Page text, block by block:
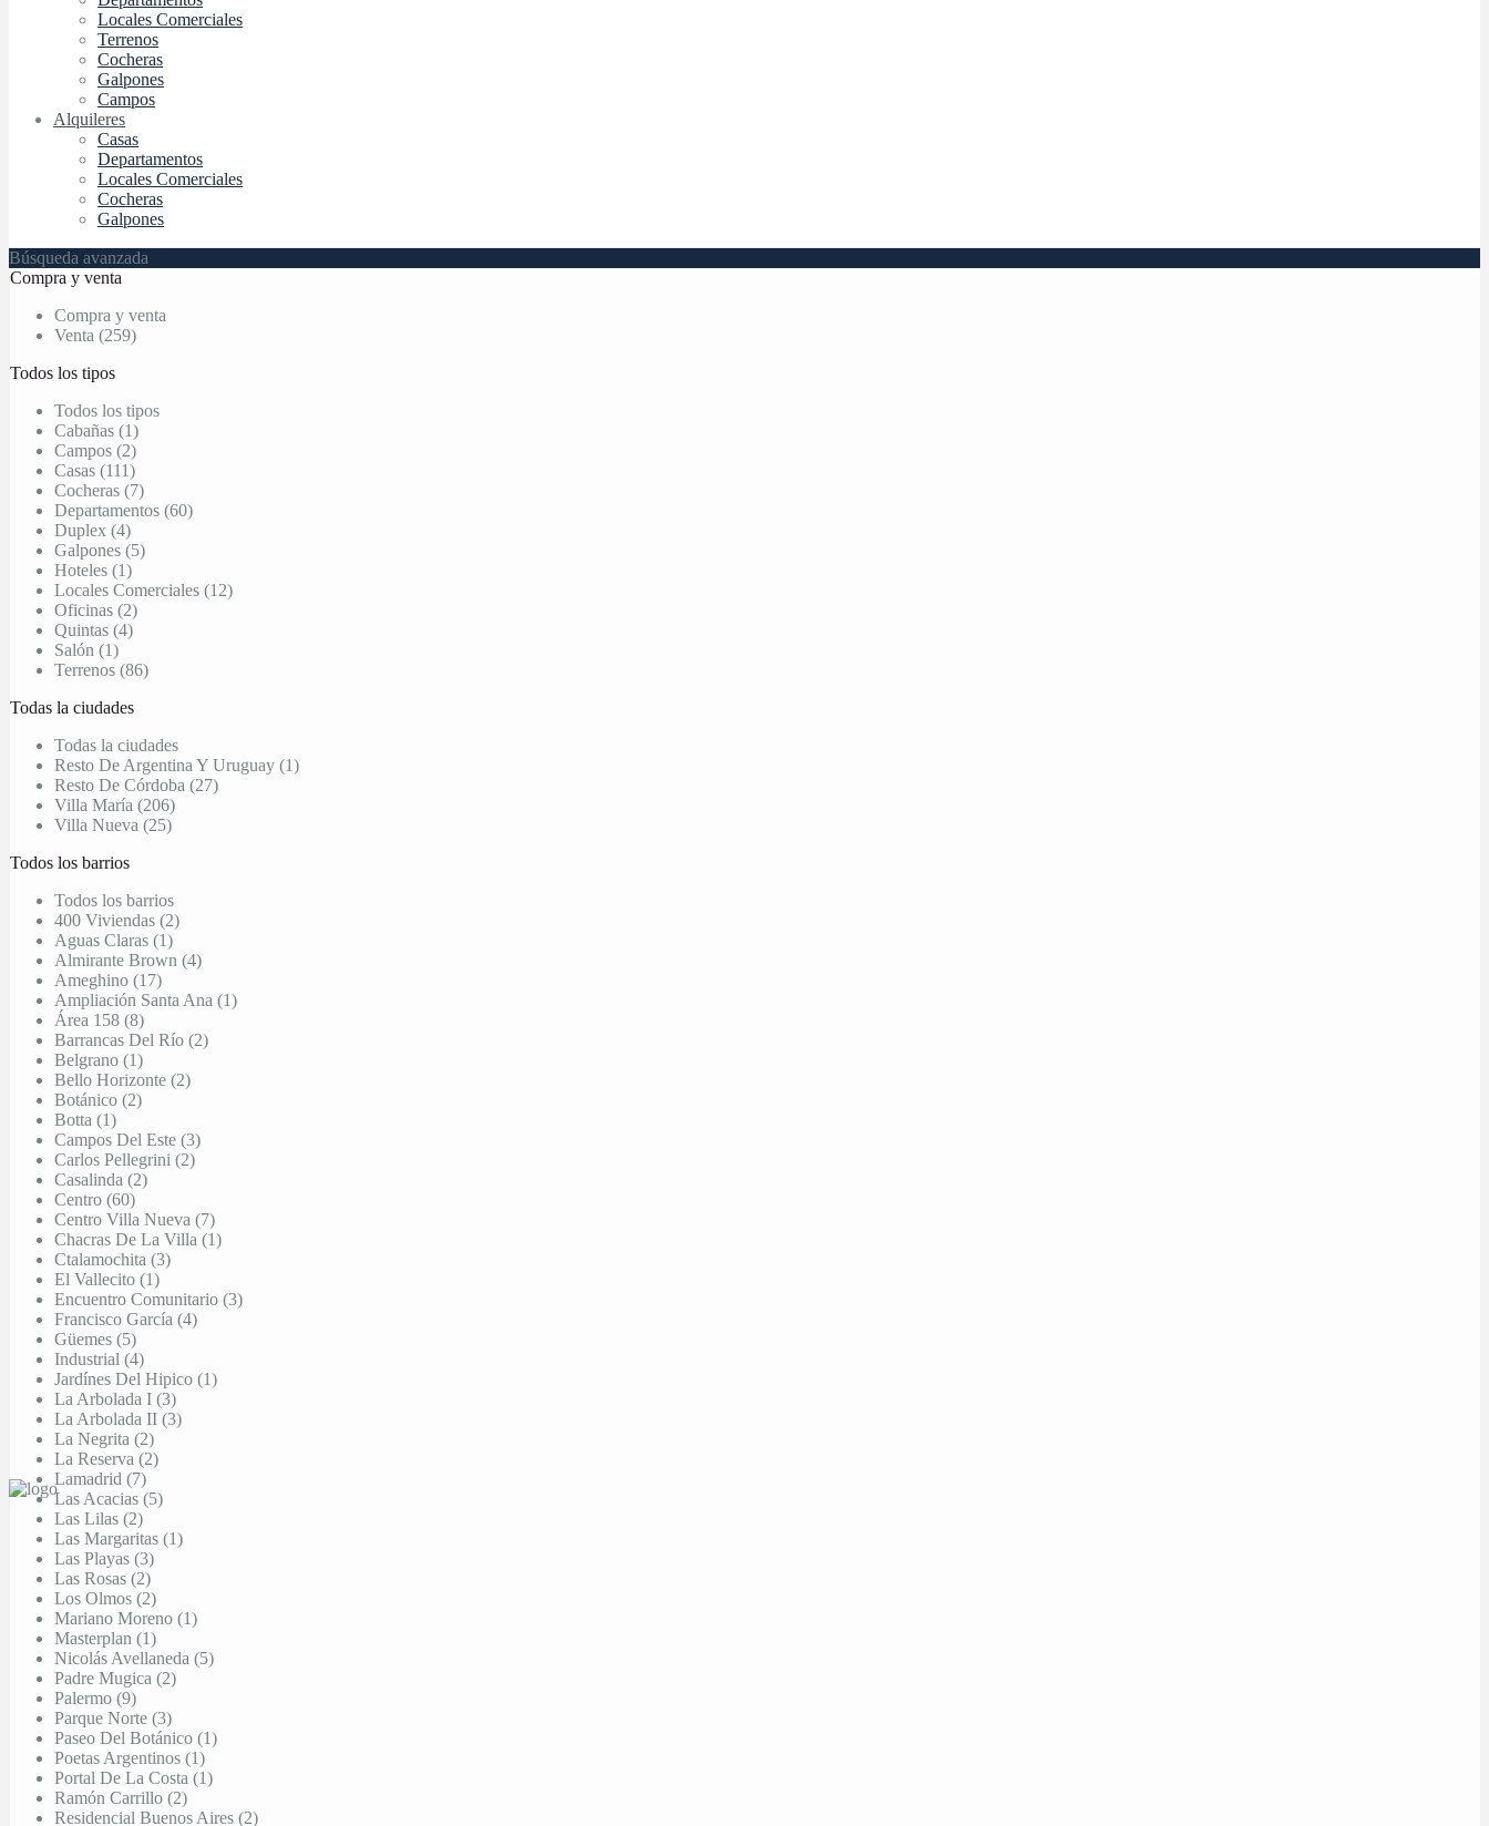
Locales Comerciales
Terrenos
Cocheras
Galpones
Campos
Alquileres
Casas
Departamentos
Locales Comerciales
Cocheras
Galpones
Búsqueda avanzada
Compra y venta
Compra y venta
Venta (259)
Todos los tipos
Todos los tipos
Cabañas (1)
Campos (2)
Casas (111)
Cocheras (7)
Departamentos (60)
Duplex (4)
Galpones (5)
Hoteles (1)
Locales Comerciales (12)
Oficinas (2)
Quintas (4)
Salón (1)
Terrenos (86)
Todas la ciudades
Todas la ciudades
Resto De Argentina Y Uruguay (1)
Resto De Córdoba (27)
Villa María (206)
Villa Nueva (25)
Todos los barrios
Todos los barrios
400 Viviendas (2)
Aguas Claras (1)
Almirante Brown (4)
Ameghino (17)
Ampliación Santa Ana (1)
Área 158 (8)
Barrancas Del Río (2)
Belgrano (1)
Bello Horizonte (2)
Botánico (2)
Botta (1)
Campos Del Este (3)
Carlos Pellegrini (2)
Casalinda (2)
Centro (60)
Centro Villa Nueva (7)
Chacras De La Villa (1)
Ctalamochita (3)
El Vallecito (1)
Encuentro Comunitario (3)
Francisco García (4)
Güemes (5)
Industrial (4)
Jardínes Del Hipico (1)
La Arbolada I (3)
La Arbolada II (3)
La Negrita (2)
La Reserva (2)
Lamadrid (7)
Las Acacias (5)
Las Lilas (2)
Las Margaritas (1)
Las Playas (3)
Las Rosas (2)
Los Olmos (2)
Mariano Moreno (1)
Masterplan (1)
Nicolás Avellaneda (5)
Padre Mugica (2)
Palermo (9)
Parque Norte (3)
Paseo Del Botánico (1)
Poetas Argentinos (1)
Portal De La Costa (1)
Ramón Carrillo (2)
Residencial Buenos Aires (2)